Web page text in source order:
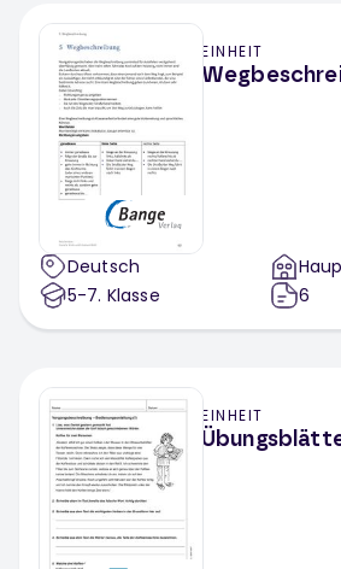
EINHEIT
Deutsch
5-7. Klasse
6
EINHEIT